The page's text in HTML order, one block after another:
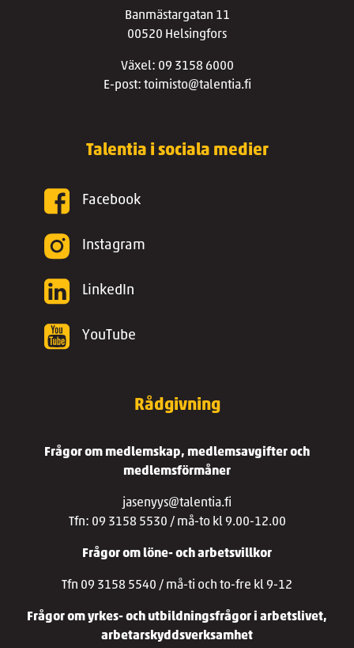
Banmästargatan 11
00520 Helsingfors
Växel: 09 3158 6000
E-post: toimisto@talentia.fi
Talentia i sociala medier
Facebook
Instagram
LinkedIn
YouTube
Rådgivning
Frågor om medlemskap, medlemsavgifter och
medlemsförmåner
jasenyys@talentia.fi
Tfn: 09 3158 5530 / må-to kl 9.00-12.00
Frågor om löne- och arbetsvillkor
Tfn 09 3158 5540 / må-ti och to-fre kl 9-12
Frågor om yrkes- och utbildningsfrågor i arbetslivet,
arbetarskyddsverksamhet